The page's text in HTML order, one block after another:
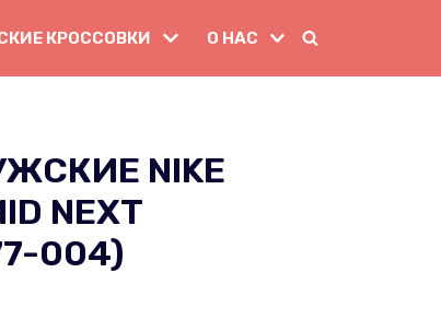
КРОССОВКИ О НАС
NIKE
NEXT
004)